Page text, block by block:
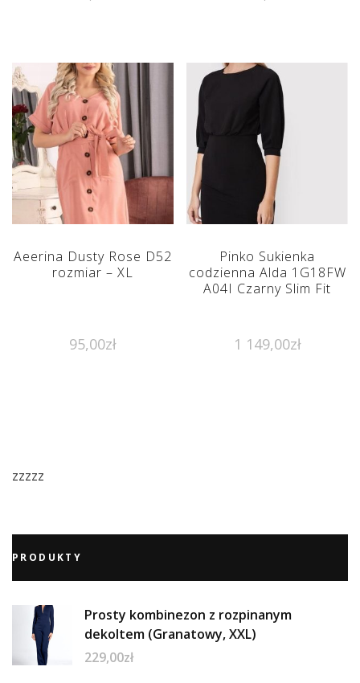
Aeerina Dusty Rose D52
rozmiar – XL
95,00zł
Pinko Sukienka
codzienna Alda 1G18FW
A04I Czarny Slim Fit
1 149,00zł
zzzzz
PRODUKTY
Prosty kombinezon z rozpinanym
dekoltem (Granatowy, XXL)
229,00zł